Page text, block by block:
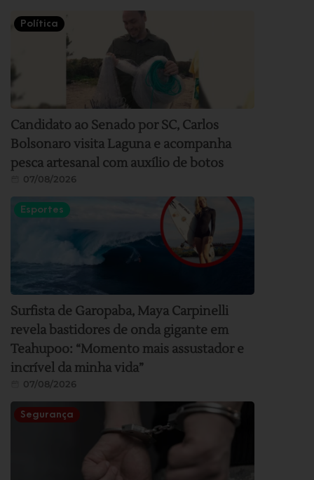
Política
Candidato ao Senado por SC, Carlos
Bolsonaro visita Laguna e acompanha
pesca artesanal com auxílio de botos
07/08/2026
Esportes
Surfista de Garopaba, Maya Carpinelli
revela bastidores de onda gigante em
Teahupoo: “Momento mais assustador e
incrível da minha vida”
07/08/2026
Segurança